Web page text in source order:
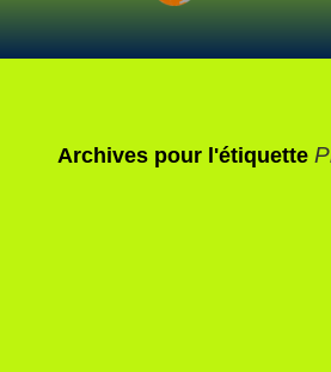
Archives pour l'étiquette